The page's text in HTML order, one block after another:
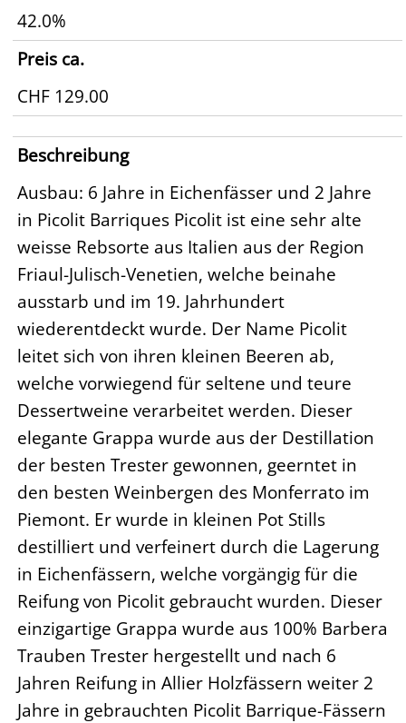
42.0%
Preis ca.
CHF 129.00
Beschreibung
Ausbau: 6 Jahre in Eichenfässer und 2 Jahre
in Picolit Barriques Picolit ist eine sehr alte
weisse Rebsorte aus Italien aus der Region
Friaul-Julisch-Venetien, welche beinahe
ausstarb und im 19. Jahrhundert
wiederentdeckt wurde. Der Name Picolit
leitet sich von ihren kleinen Beeren ab,
welche vorwiegend für seltene und teure
Dessertweine verarbeitet werden. Dieser
elegante Grappa wurde aus der Destillation
der besten Trester gewonnen, geerntet in
den besten Weinbergen des Monferrato im
Piemont. Er wurde in kleinen Pot Stills
destilliert und verfeinert durch die Lagerung
in Eichenfässern, welche vorgängig für die
Reifung von Picolit gebraucht wurden. Dieser
einzigartige Grappa wurde aus 100% Barbera
Trauben Trester hergestellt und nach 6
Jahren Reifung in Allier Holzfässern weiter 2
Jahre in gebrauchten Picolit Barrique-Fässern